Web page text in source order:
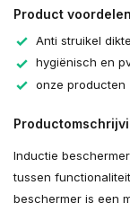
Product voordelen
Anti struikel dikte
hygiënisch en
onze producten
Inductie
tussen
beschermer is een